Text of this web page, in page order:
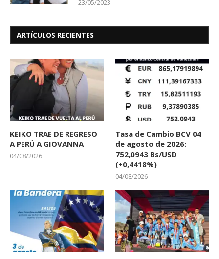
23/05/2023
ARTÍCULOS RECIENTES
KEIKO TRAE DE REGRESO
A PERÚ A GIOVANNA
04/08/2026
Tasa de Cambio BCV 04
de agosto de 2026:
752,0943 Bs/USD
(+0,4418%)
04/08/2026